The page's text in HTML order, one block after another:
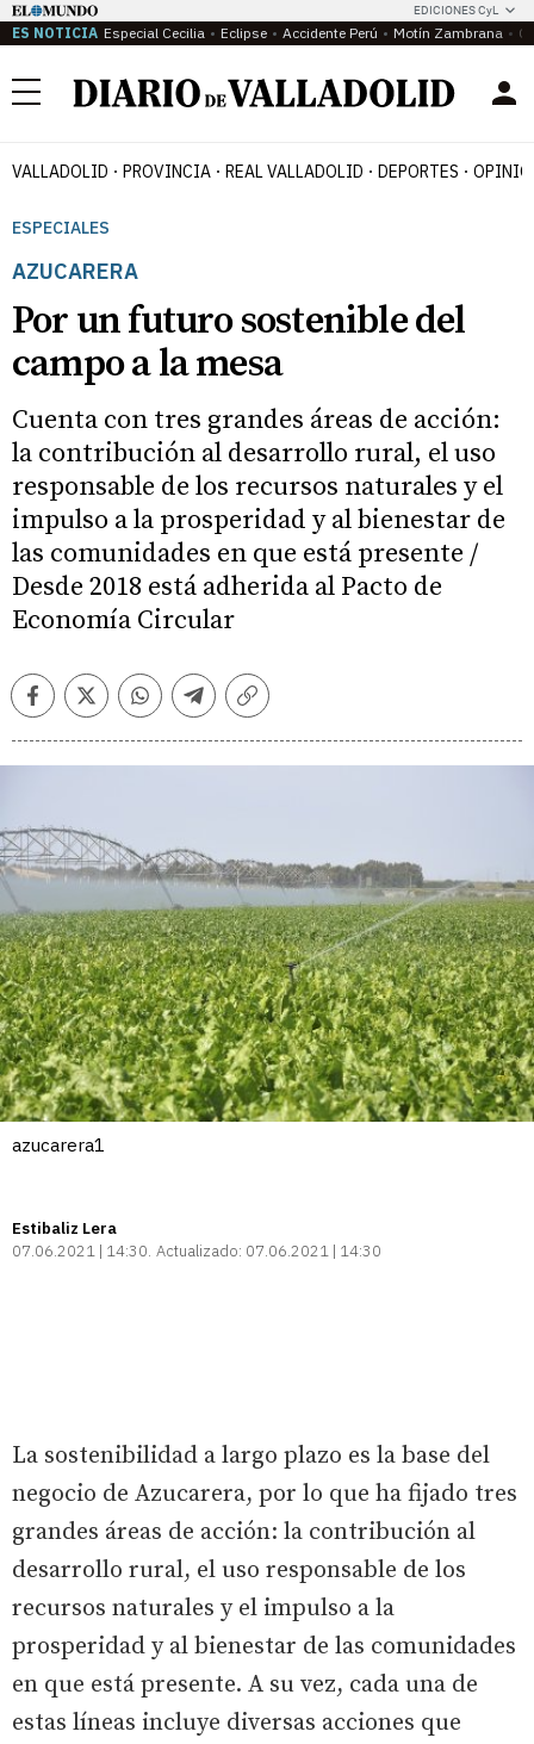
EDICIONES CyL
ES NOTICIA Especial Cecilia Eclipse Accidente Perú Motín Zambrana
Menú
VALLADOLID PROVINCIA REAL VALLADOLID DEPORTES
ESPECIALES
AZUCARERA
Por un futuro sostenible del
campo a la mesa
Cuenta con tres grandes áreas de acción:
la contribución al desarrollo rural, el uso
responsable de los recursos naturales y el
impulso a la prosperidad y al bienestar de
las comunidades en que está presente /
Desde 2018 está adherida al Pacto de
Economía Circular
FacebookTwitterWhatsappTelegramCopiar
azucarera1
Estibaliz Lera
07.06.2021 | 14:30 Actualizado: 07.06.2021 | 14:30
La sostenibilidad a largo plazo es la base del
negocio de Azucarera, por lo que ha fijado tres
grandes áreas de acción: la contribución al
desarrollo rural, el uso responsable de los
recursos naturales y el impulso a la
prosperidad y al bienestar de las comunidades
en que está presente. A su vez, cada una de
estas líneas incluye diversas acciones que